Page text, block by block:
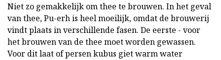
Niet zo gemakkelijk om thee te brouwen. In het geval
van thee, Pu-erh is heel moeilijk, omdat de brouwerij
vindt plaats in verschillende fasen. De eerste - voor
het brouwen van de thee moet worden gewassen.
Voor dit laat of persen kubus giet warm water